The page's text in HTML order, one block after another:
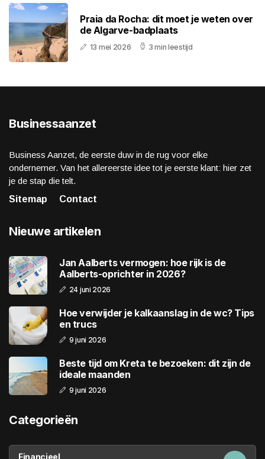
Praia da Rocha: dit moet je weten over
de Algarve-badplaats
13 mei 2026 3 min leestijd
Businessaanzet
Business Aanzet, de eerste duw in de rug voor elke
ondernemer. Van het allereerste idee tot je eerste klant: hier zet
je de stap die telt.
Sitemap
Contact
Nieuwe artikelen
Jan Aalberts vermogen: hoe rijk is de
Aalberts-oprichter in 2026?
24 juni 2026
Hoe verwijder je kalkaanslag in de wc? Tips
en trucs
9 juni 2026
Beste tijd om Kreta te bezoeken: dit zijn de
ideale maanden
9 juni 2026
Categorieën
Financieel